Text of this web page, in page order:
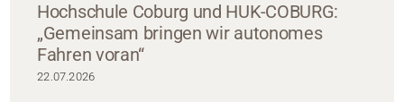
Hochschule Coburg und HUK-COBURG:
„Gemeinsam bringen wir autonomes
Fahren voran“
22.07.2026